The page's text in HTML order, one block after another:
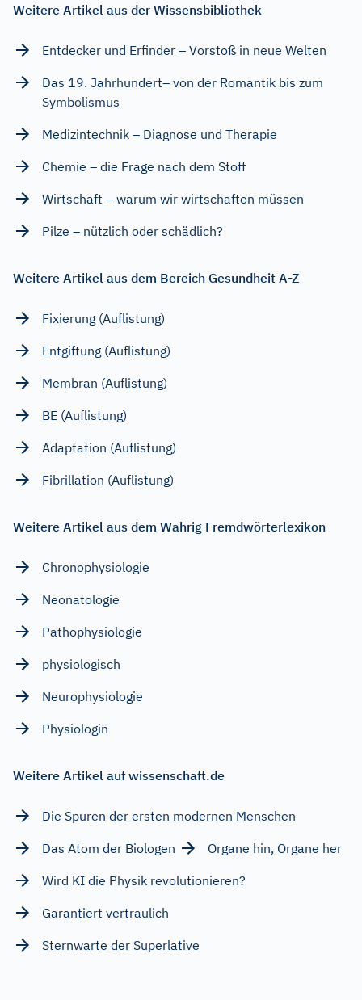
Weitere Artikel aus der Wissensbibliothek
Entdecker und Erfinder – Vorstoß in neue Welten
Das 19. Jahrhundert– von der Romantik bis zum
Symbolismus
Medizintechnik – Diagnose und Therapie
Chemie – die Frage nach dem Stoff
Wirtschaft – warum wir wirtschaften müssen
Pilze – nützlich oder schädlich?
Weitere Artikel aus dem Bereich Gesundheit A-Z
Fixierung (Auflistung)
Entgiftung (Auflistung)
Membran (Auflistung)
BE (Auflistung)
Adaptation (Auflistung)
Fibrillation (Auflistung)
Weitere Artikel aus dem Wahrig Fremdwörterlexikon
Chronophysiologie
Neonatologie
Pathophysiologie
physiologisch
Neurophysiologie
Physiologin
Weitere Artikel auf wissenschaft.de
Die Spuren der ersten modernen Menschen
Das Atom der Biologen
Organe hin, Organe her
Wird KI die Physik revolutionieren?
Garantiert vertraulich
Sternwarte der Superlative